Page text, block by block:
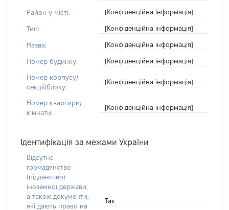
Район у місті: [Конфіденційна інформація]
Тип: [Конфіденційна інформація]
Назва: [Конфіденційна інформація]
Номер будинку: [Конфіденційна інформація]
Номер корпусу/
секції/блоку:
[Конфіденційна інформація]
Номер квартири/
кімнати:
[Конфіденційна інформація]
Ідентифікація за межами України
Відсутнє
громадянство
(підданство)
іноземної держави,
а також документи,
які дають право на
Так